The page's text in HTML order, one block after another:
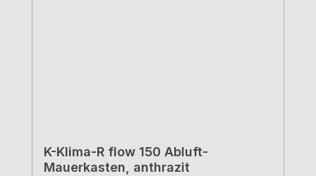
K-Klima-R flow 150 Abluft-
Mauerkasten, anthrazit